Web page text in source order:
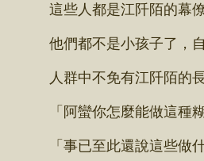
這些人都是江阡陌的幕僚
他們都不是小孩子了，自
人群中不免有江阡陌的長
「阿蠻你怎麼能做這種糊
「事已至此還說這些做什